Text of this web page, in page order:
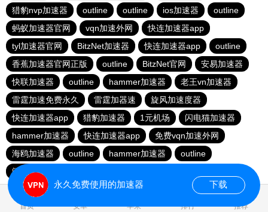
猎豹nvp加速器
outline outline ios加速器
outline
蚂蚁加速器官网
vqn加速外网
快连加速器app
tyl加速器官网
BitzNet加速器 快连加速器app
outline
香蕉加速器官网正版
outline BitzNet官网
安易加速器
快联加速器
outline hammer加速器
老王vn加速器
雷霆加速免费永久
雷霆加器速
旋风加速度器
快连加速器app
猎豹加速器 1元机场
闪电猫加速器
hammer加速器
快连加速器app
免费vqn加速外网
海鸥加速器
outline hammer加速器
outline
闪电猫加速器
首页 安卓 苹果 排行 推荐
永久免费使用的加速器 下载
0.089346s